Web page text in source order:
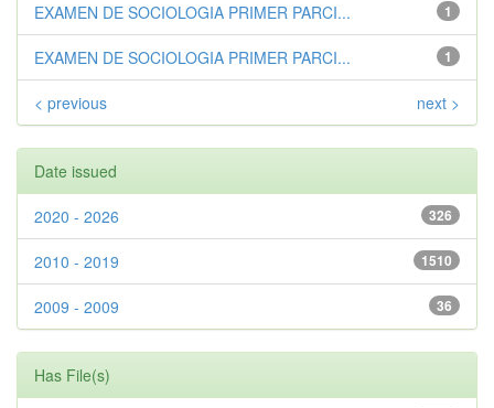
1
EXAMEN DE SOCIOLOGIA PRIMER PARCI...
1
EXAMEN DE SOCIOLOGIA PRIMER PARCI...
< previous next >
Date issued
326
2020 - 2026
1510
2010 - 2019
36
2009 - 2009
Has File(s)